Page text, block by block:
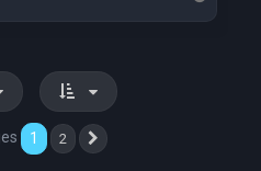
a
1 2